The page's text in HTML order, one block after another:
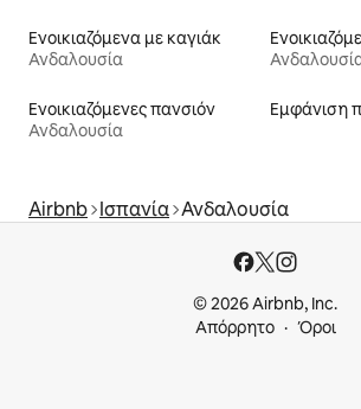
Ενοικιαζόμενα με καγιάκ
Ανδαλουσία
Ενοικιαζόμενες πανσιόν
Ανδαλουσία
Εμφάνιση
Airbnb Ισπανία Ανδαλουσία
© 2026 Airbnb, Inc.
Απόρρητο
Όροι